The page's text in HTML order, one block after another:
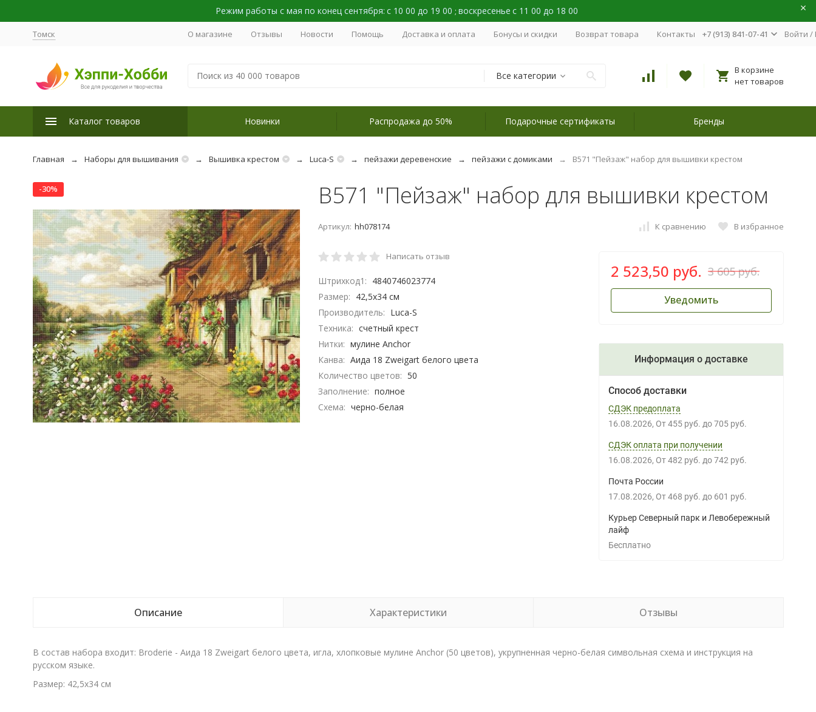
Режим работы с мая по конец сентября: с 10 00 до 19 00 ; воскресенье с 11 00 до 18 00
Томск О магазине Отзывы Новости Помощь Доставка и оплата Бонусы и скидки Возврат товара Контакты +7 (913) 841-07-41 Войти /
Все категории
В корзине
нет товаров
Каталог товаров Новинки Распродажа до 50% Подарочные сертификаты Бренды
Главная Наборы для вышивания Вышивка крестом Luca-S пейзажи деревенские пейзажи с домиками B571 "Пейзаж" набор для вышивки крестом
-30% B571 "Пейзаж" набор для вышивки крестом
Артикул: hh078174 К сравнению В избранное
Написать отзыв
Штрихкод1: 4840746023774
Размер: 42,5х34 см
Производитель: Luca-S
Техника: счетный крест
Нитки: мулине Anchor
Канва: Аида 18 Zweigart белого цвета
Количество цветов: 50
Заполнение: полное
Схема: черно-белая
2 523,50 руб. 3 605 руб.
Уведомить
Информация о доставке
Способ доставки
СДЭК предоплата
16.08.2026 От 455 руб. до 705 руб.
СДЭК оплата при получении
16.08.2026 От 482 руб. до 742 руб.
Почта России
17.08.2026 От 468 руб. до 601 руб.
Курьер Северный парк и Левобережный
лайф
Бесплатно
Описание Характеристики Отзывы
В состав набора входит: Broderie - Аида 18 Zweigart белого цвета, игла, хлопковые мулине Anchor (50 цветов), укрупненная черно-белая символьная схема и инструкция на
русском языке.
Размер: 42,5х34 см